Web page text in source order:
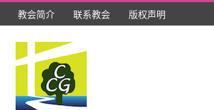
教会简介 联系教会 版权声明
Skip
content
最新动态
聚会时间
教会团契